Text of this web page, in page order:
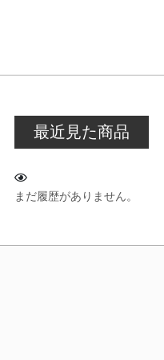
最近見た商品
まだ履歴がありません。